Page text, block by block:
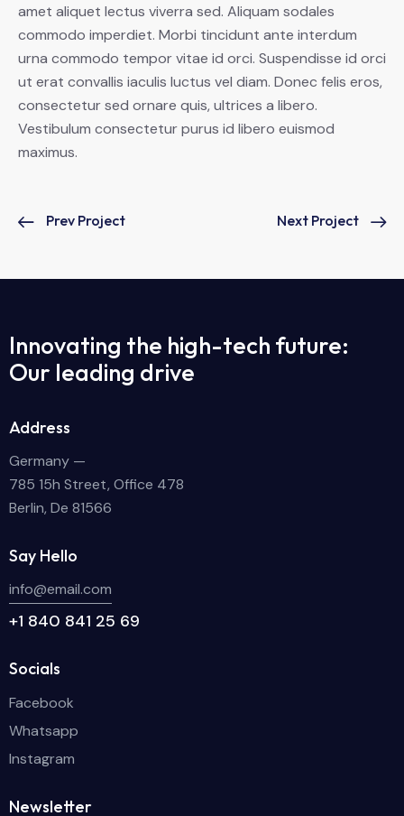
amet aliquet lectus viverra sed. Aliquam sodales
commodo imperdiet. Morbi tincidunt ante interdum
urna commodo tempor vitae id orci. Suspendisse id orci
ut erat convallis iaculis luctus vel diam. Donec felis eros,
consectetur sed ornare quis, ultrices a libero.
Vestibulum consectetur purus id libero euismod
maximus.
Prev Project Next Project
Innovating the high-tech future:
Our leading drive
Address
Germany —
785 15h Street, Office 478
Berlin, De 81566
Say Hello
info@email.com
+1 840 841 25 69
Socials
Facebook
Whatsapp
Instagram
Newsletter